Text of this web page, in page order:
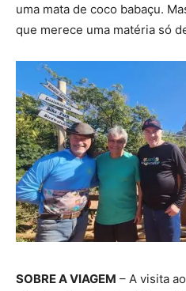
uma mata de coco babaçu.
que merece uma matéria só
SOBRE A VIAGEM – A visita